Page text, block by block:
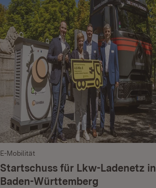
E-Mobilität
Startschuss für Lkw-Ladenetz in
Baden-Württemberg